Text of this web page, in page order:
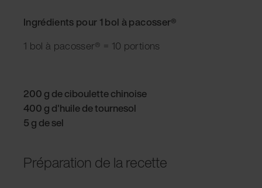
Ingrédients pour 1 bol à pacosser®
1 bol à pacosser® = 10 portions
200 g de ciboulette chinoise
400 g d'huile de tournesol
5 g de sel
Préparation de la recette